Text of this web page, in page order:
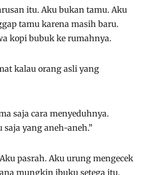
itu. Aku bukan tamu. Aku
tamu karena masih baru.
kopi bubuk ke rumahnya.
kalau orang asli yang
saja cara menyeduhnya.
yang aneh-aneh.”
pasrah. Aku urung mengecek
mungkin ibuku setega itu.